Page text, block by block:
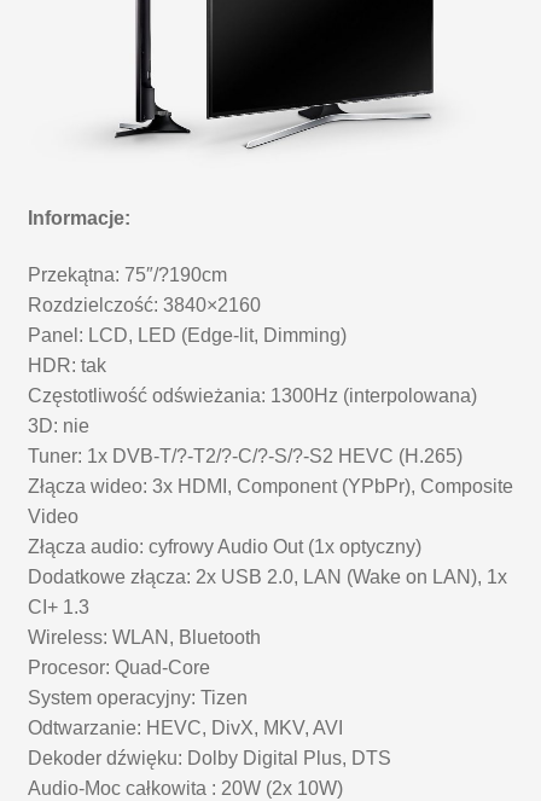
Informacje:
Przekątna: 75″/?190cm
Rozdzielczość: 3840×2160
Panel: LCD, LED (Edge-lit, Dimming)
HDR: tak
Częstotliwość odświeżania: 1300Hz (interpolowana)
3D: nie
Tuner: 1x DVB-T/?-T2/?-C/?-S/?-S2 HEVC (H.265)
Złącza wideo: 3x HDMI, Component (YPbPr), Composite
Video
Złącza audio: cyfrowy Audio Out (1x optyczny)
Dodatkowe złącza: 2x USB 2.0, LAN (Wake on LAN), 1x
CI+ 1.3
Wireless: WLAN, Bluetooth
Procesor: Quad-Core
System operacyjny: Tizen
Odtwarzanie: HEVC, DivX, MKV, AVI
Dekoder dźwięku: Dolby Digital Plus, DTS
Audio-Moc całkowita : 20W (2x 10W)